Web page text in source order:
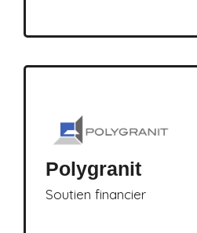
Polygranit
Soutien financier